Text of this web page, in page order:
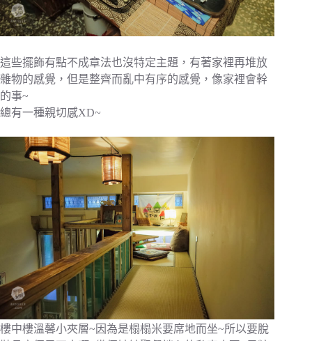
這些擺飾有點不成章法也沒特定主題，有著家裡再堆放
雜物的感覺，但是整齊而亂中有序的感覺，像家裡會幹
的事~
總有一種親切感XD~
樓中樓溫馨小夾層~因為是榻榻米要席地而坐~所以要脫